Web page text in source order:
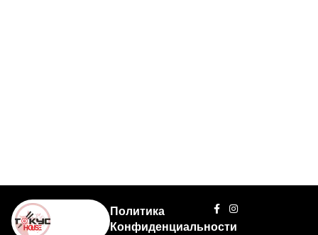
Политика
Конфиденциальности